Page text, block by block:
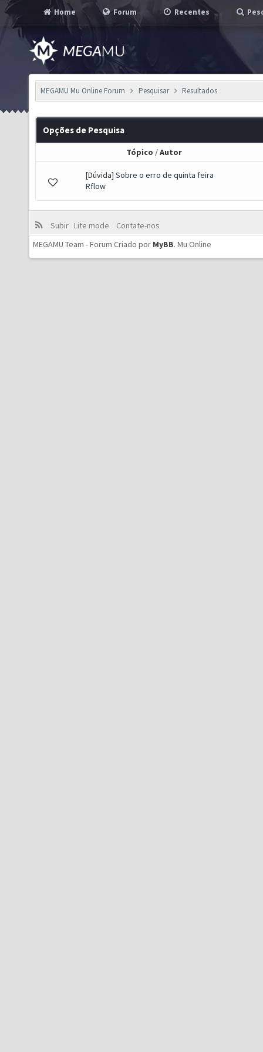
Home Forum Recentes
MEGAMU Mu Online Forum Pesquisar Resultados
Opções de Pesquisa
Tópico /Autor
[Dúvida] Sobre o erro de quinta feira
Rflow
Subir Lite mode
Contate-nos
MEGAMU Team - Forum Criado por MyBB. Mu Online